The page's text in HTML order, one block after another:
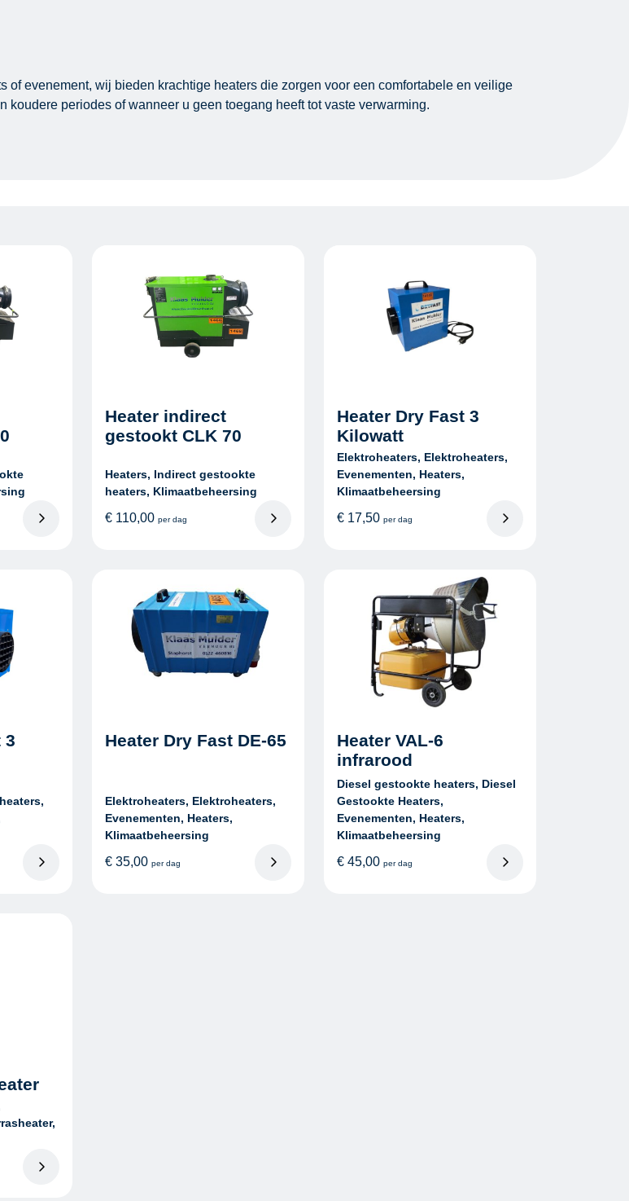
of evenement, wij bieden krachtige heaters die zorgen voor een comfortabele en veilige
periodes of wanneer u geen toegang heeft tot vaste verwarming.
Heater indirect
gestookt CLK 70
Heaters, Indirect gestookte
heaters, Klimaatbeheersing
€110,00 per dag
Heater Dry Fast 3
Kilowatt
Elektroheaters, Elektroheaters,
Evenementen, Heaters,
Klimaatbeheersing
€17,50 per dag
3
Heater Dry Fast DE-65
Elektroheaters, Elektroheaters,
Evenementen, Heaters,
Klimaatbeheersing
€35,00 per dag
Heater VAL-6
infrarood
Diesel gestookte heaters, Diesel
Gestookte Heaters,
Evenementen, Heaters,
Klimaatbeheersing
€45,00 per dag